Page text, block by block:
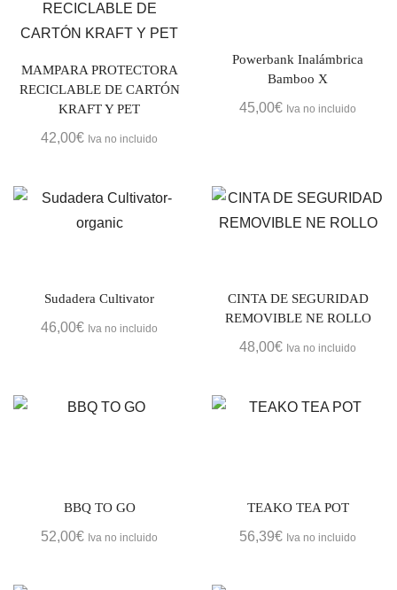
MAMPARA PROTECTORA
RECICLABLE DE CARTÓN
KRAFT Y PET
42,00€ Iva no incluido
Powerbank Inalámbrica
Bamboo X
45,00€ Iva no incluido
Sudadera Cultivator
46,00€ Iva no incluido
CINTA DE SEGURIDAD
REMOVIBLE NE ROLLO
48,00€ Iva no incluido
BBQ TO GO
52,00€ Iva no incluido
TEAKO TEA POT
56,39€ Iva no incluido